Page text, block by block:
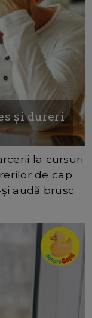
și dureri
la cursuri
de cap.
audă brusc